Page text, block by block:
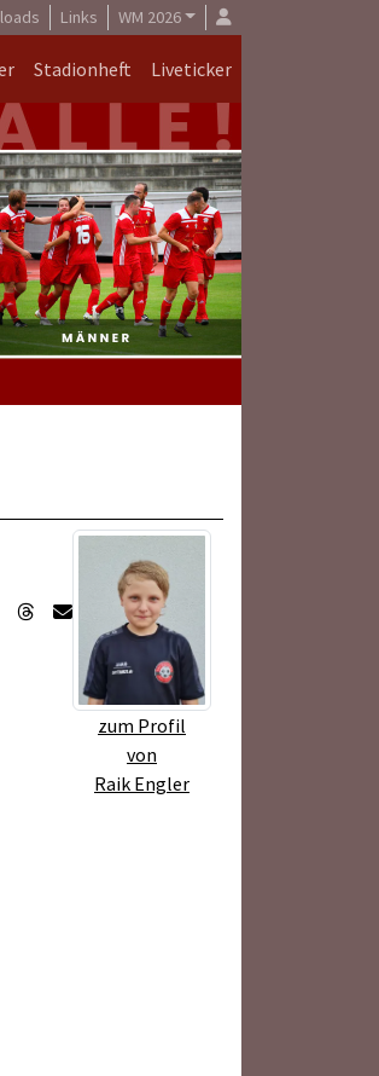
Links WM 2026
Stadionheft Liveticker
zum Profil
von
Raik Engler